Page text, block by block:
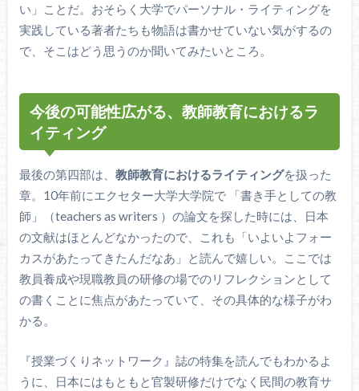
い」ことだ。おそらく大学でパーソナル・ライティングを
実践している著者たちも物語は書かせていない気がするの
で、そこはどう思うのか聞いてみたいところ。
今後の可能性広がる、教師教育におけるラ
イティング
最後の第四部は、 教師教育におけるライティングを扱った
章。10年前にエクセター大学大学院で 「書き手としての教
師」（teachers as writers ）の論文を探した時には、日本
の文献はほとんどなかったので、これも「いよいよフォー
カスがあたってきたんだなあ」と読んで嬉しい。ここでは
教員養成や現職教員の研修の場でのリフレクションとして
の書くことに焦点があたっていて、その具体的な様子がわ
かる。
『授業づくりネットワーク』誌の特集を読んでもわかるよ
うに、日本にはもともと官製研修だけでなく民間の教育サ